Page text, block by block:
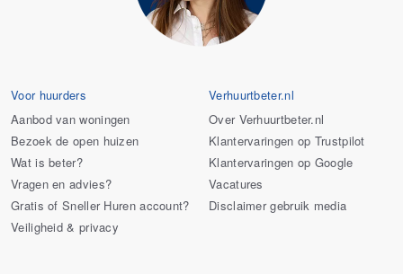
Voor huurders
Aanbod van woningen
Bezoek de open huizen
Wat is beter?
Vragen en advies?
Gratis of Sneller Huren account?
Veiligheid & privacy
Verhuurtbeter.nl
Over Verhuurtbeter.nl
Klantervaringen op Trustpilot
Klantervaringen op Google
Vacatures
Disclaimer gebruik media